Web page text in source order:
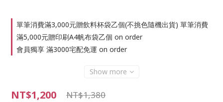
單筆消費滿3,000元贈飲料杯袋乙個(不挑色隨機出貨) 單筆消費
滿5,000元贈印刷A4帆布袋乙個 on order
會員獨享 滿3000宅配免運 on order
Show more
NT$1,200 NT$1,380